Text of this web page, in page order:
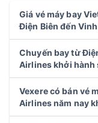
Giá vé máy bay
Điện Biên đến
Chuyến bay từ
Airlines khởi hành
Vexere có bán vé
Airlines năm nay